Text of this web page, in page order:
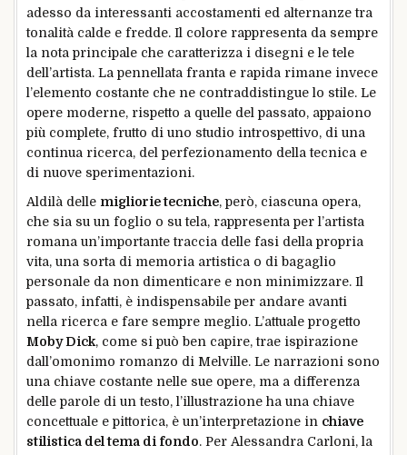
adesso da interessanti accostamenti ed alternanze tra
tonalità calde e fredde. Il colore rappresenta da sempre
la nota principale che caratterizza i disegni e le tele
dell’artista. La pennellata franta e rapida rimane invece
l’elemento costante che ne contraddistingue lo stile. Le
opere moderne, rispetto a quelle del passato, appaiono
più complete, frutto di uno studio introspettivo, di una
continua ricerca, del perfezionamento della tecnica e
di nuove sperimentazioni.
Aldilà delle migliorie tecniche, però, ciascuna opera,
che sia su un foglio o su tela, rappresenta per l’artista
romana un’importante traccia delle fasi della propria
vita, una sorta di memoria artistica o di bagaglio
personale da non dimenticare e non minimizzare. Il
passato, infatti, è indispensabile per andare avanti
nella ricerca e fare sempre meglio. L’attuale progetto
Moby Dick, come si può ben capire, trae ispirazione
dall’omonimo romanzo di Melville. Le narrazioni sono
una chiave costante nelle sue opere, ma a differenza
delle parole di un testo, l’illustrazione ha una chiave
concettuale e pittorica, è un’interpretazione in chiave
stilistica del tema di fondo. Per Alessandra Carloni, la